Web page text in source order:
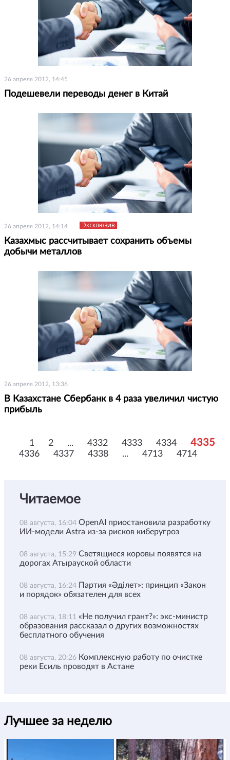
26 апреля 2012, 14:45
Подешевели переводы денег в Китай
26 апреля 2012, 14:14 Эксклюзив
Казахмыс рассчитывает сохранить объемы
добычи металлов
26 апреля 2012, 13:36
В Казахстане Сбербанк в 4 раза увеличил чистую
прибыль
1 2 ... 4332 4333 4334 4335
4336 4337 4338 ... 4713 4714
Читаемое
08 августа, 16:04 OpenAI приостановила разработку
ИИ-модели Astra из-за рисков киберугроз
08 августа, 15:29 Светящиеся коровы появятся на
дорогах Атырауской области
08 августа, 16:24 Партия «Әділет»: принцип «Закон
и порядок» обязателен для всех
08 августа, 18:11 «Не получил грант?»: экс-министр
образования рассказал о других возможностях
бесплатного обучения
08 августа, 20:26 Комплексную работу по очистке
реки Есиль проводят в Астане
Лучшее за неделю